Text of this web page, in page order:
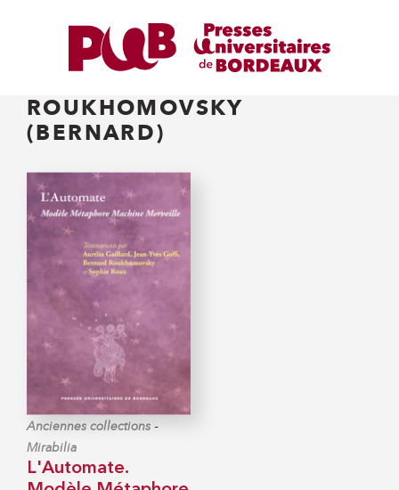
ROUKHOMOVSKY
(BERNARD)
Anciennes collections -
Mirabilia
L'Automate.